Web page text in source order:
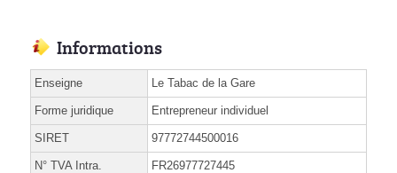
Informations
Enseigne Le Tabac de la Gare
Forme juridique Entrepreneur individuel
SIRET 97772744500016
N° TVA Intra. FR26977727445